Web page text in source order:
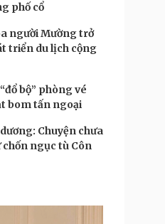
phố cổ
người Mường trở
triển du lịch cộng
bộ” phòng vé
bom tấn ngoại
Chuyện chưa
chốn ngục tù Côn